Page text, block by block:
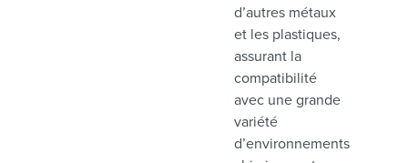
d’autres métaux
et les plastiques,
assurant la
compatibilité
avec une grande
variété
d’environnements